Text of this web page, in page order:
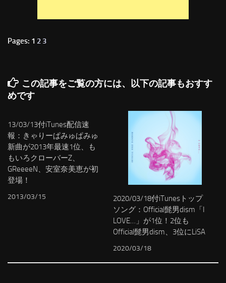
Pages: 1 2 3
この記事をご覧の方には、以下の記事もおすす
めです
13/03/13付iTunes配信速
報：きゃりーぱみゅぱみゅ
新曲が2013年最速1位、も
もいろクローバーZ、
GReeeeN、安室奈美恵が初
登場！
2013/03/15
2020/03/18付iTunesトップ
ソング：Official髭男dism「I
LOVE…」が1位！2位も
Official髭男dism、3位にLiSA
2020/03/18